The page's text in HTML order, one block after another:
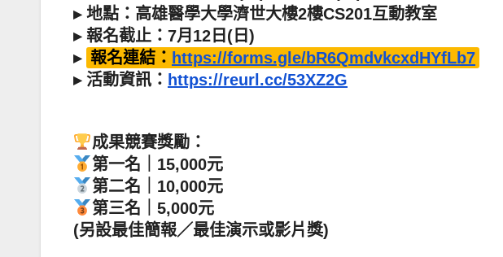
▸ 地點：高雄醫學大學濟世大樓2樓CS201互動教室
▸ 報名截止：7月12日(日)
▸ 報名連結： https://forms.gle/bR6QmdvkcxdHYfLb7
▸ 活動資訊： https://reurl.cc/53XZ2G
成果競賽獎勵：
第一名｜15,000元
第二名｜10,000元
第三名｜5,000元
(另設最佳簡報／最佳演示或影片獎)